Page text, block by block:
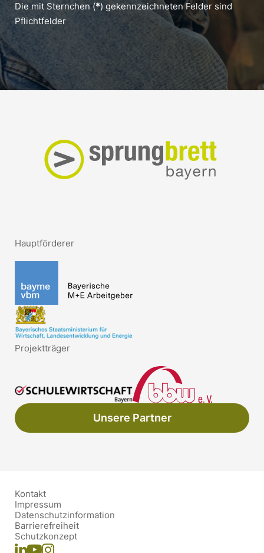
Die mit Sternchen (*) gekennzeichneten Felder sind
Pflichtfelder
Hauptförderer
Projektträger
Unsere Partner
Kontakt
Impressum
Datenschutzinformation
Barrierefreiheit
Schutzkonzept